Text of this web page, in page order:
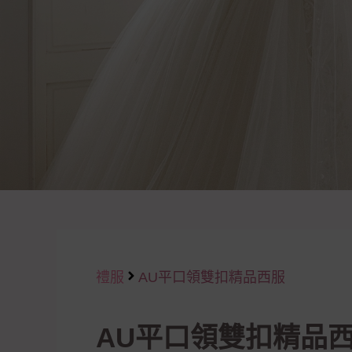
禮服 AU平口領雙扣精品西服
AU平口領雙扣精品